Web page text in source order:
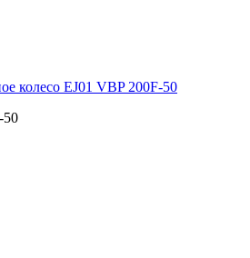
колесо EJ01 VBP 200F-50
50